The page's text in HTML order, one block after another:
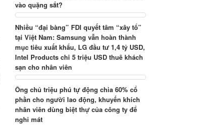
vào quặng sắt?
Nhiều “đại bàng” FDI quyết tâm “xây tổ”
tại Việt Nam: Samsung vẫn hoàn thành
mục tiêu xuất khẩu, LG đầu tư 1,4 tỷ USD,
Intel Products chi 5 triệu USD thuê khách
sạn cho nhân viên
Ông chủ triệu phú tự động chia 60% cổ
phần cho người lao động, khuyến khích
nhân viên dùng biệt thự của công ty để
nghỉ mát